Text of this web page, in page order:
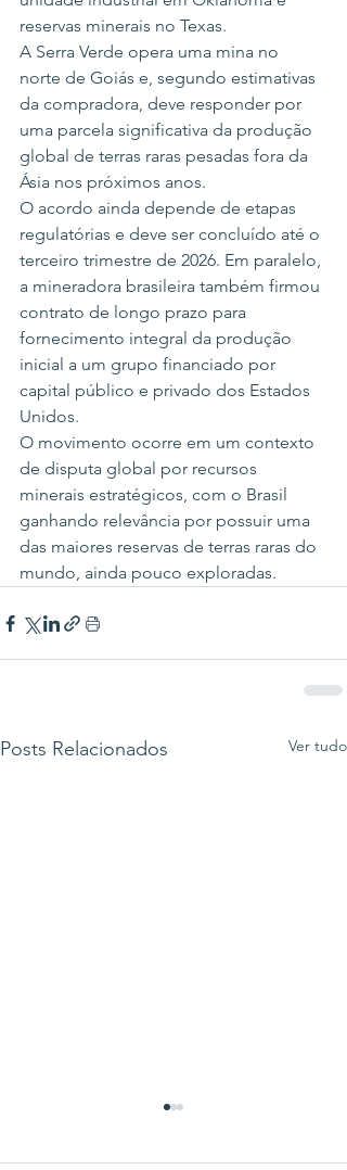
reservas minerais no Texas.
A Serra Verde opera uma mina no
norte de Goiás e, segundo estimativas
da compradora, deve responder por
uma parcela significativa da produção
global de terras raras pesadas fora da
Ásia nos próximos anos.
O acordo ainda depende de etapas
regulatórias e deve ser concluído até o
terceiro trimestre de 2026. Em paralelo,
a mineradora brasileira também firmou
contrato de longo prazo para
fornecimento integral da produção
inicial a um grupo financiado por
capital público e privado dos Estados
Unidos.
O movimento ocorre em um contexto
de disputa global por recursos
minerais estratégicos, com o Brasil
ganhando relevância por possuir uma
das maiores reservas de terras raras do
mundo, ainda pouco exploradas.
Posts Relacionados Ver tudo